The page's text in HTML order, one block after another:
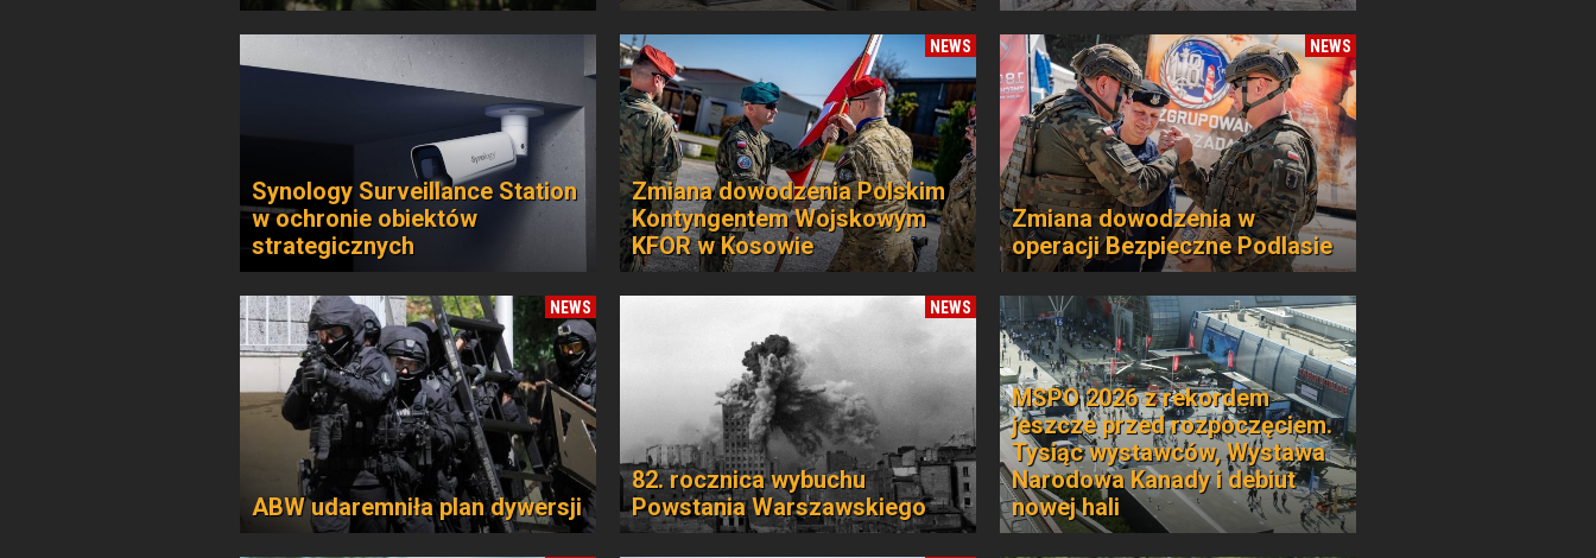
Synology Surveillance Station
w ochronie obiektów
strategicznych
NEWS
Zmiana dowodzenia Polskim
Kontyngentem Wojskowym
KFOR w Kosowie
NEWS
Zmiana dowodzenia w
operacji Bezpieczne Podlasie
NEWS
ABW udaremniła plan dywersji
NEWS
82. rocznica wybuchu
Powstania Warszawskiego
MSPO 2026 z rekordem
jeszcze przed rozpoczęciem.
Tysiąc wystawców, Wystawa
Narodowa Kanady i debiut
nowej hali